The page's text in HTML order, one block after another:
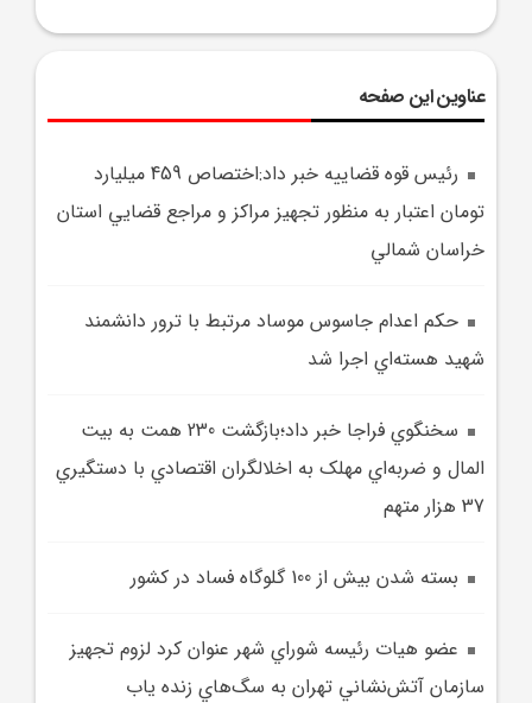
عناوین این صفحه
رئيس قوه قضاييه خبر داد:اختصاص 459 ميليارد
تومان اعتبار به منظور تجهيز مراکز و مراجع قضايي استان
خراسان شمالي
حکم اعدام جاسوس موساد مرتبط با ترور دانشمند
شهيد هسته‌اي اجرا شد
سخنگوي فراجا خبر داد؛بازگشت 230 همت به بيت
المال و ضربه‌اي مهلک به اخلالگران اقتصادي با دستگيري
37 هزار متهم
بسته شدن بيش از 100 گلوگاه فساد در کشور
عضو هيات رئيسه شوراي شهر عنوان کرد لزوم تجهيز
سازمان آتش‌نشاني تهران به سگ‌هاي زنده ياب